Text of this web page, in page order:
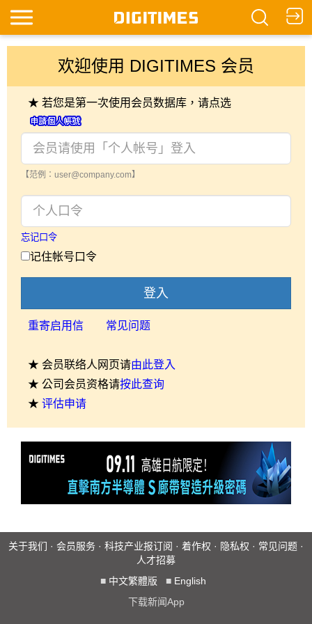
欢迎使用 DIGITIMES 会员
★ 若您是第一次使用会员数据库，请点选
【范例：user@company.com】
忘记口令
记住帐号口令
登入
重寄启用信 常见问题
★ 会员联络人网页请由此登入
★ 公司会员资格请按此查询
★ 评估申请
关于我们 · 会员服务 · 科技产业报订阅 · 着作权 · 隐私权 · 常见问题 ·
人才招募
■ 中文繁體版 ■ English
下载新闻App